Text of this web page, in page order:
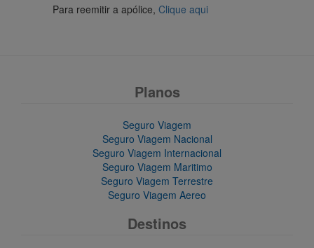
Para reemitir a apólice, Clique aqui
Planos
Seguro Viagem
Seguro Viagem Nacional
Seguro Viagem Internacional
Seguro Viagem Maritimo
Seguro Viagem Terrestre
Seguro Viagem Aereo
Destinos